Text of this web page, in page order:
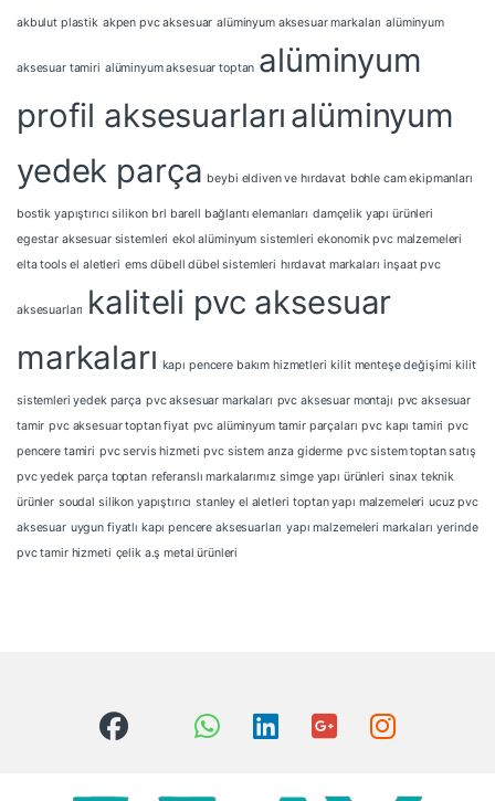
akbulut plastik akpen pvc aksesuar alüminyum aksesuar markaları alüminyum
aksesuar tamiri alüminyum aksesuar toptan alüminyum
profil aksesuarları alüminyum
yedek parça beybi eldiven ve hırdavat bohle cam ekipmanları
bostik yapıştırıcı silikon brl barell bağlantı elemanları damçelik yapı ürünleri
egestar aksesuar sistemleri ekol alüminyum sistemleri ekonomik pvc malzemeleri
elta tools el aletleri ems dübell dübel sistemleri hırdavat markaları inşaat pvc
aksesuarları kaliteli pvc aksesuar
markaları kapı pencere bakım hizmetleri kilit menteşe değişimi kilit
sistemleri yedek parça pvc aksesuar markaları pvc aksesuar montajı pvc aksesuar
tamir pvc aksesuar toptan fiyat pvc alüminyum tamir parçaları pvc kapı tamiri pvc
pencere tamiri pvc servis hizmeti pvc sistem arıza giderme pvc sistem toptan satış
pvc yedek parça toptan referanslı markalarımız simge yapı ürünleri sinax teknik
ürünler soudal silikon yapıştırıcı stanley el aletleri toptan yapı malzemeleri ucuz pvc
aksesuar uygun fiyatlı kapı pencere aksesuarları yapı malzemeleri markaları yerinde
pvc tamir hizmeti çelik a.ş metal ürünleri